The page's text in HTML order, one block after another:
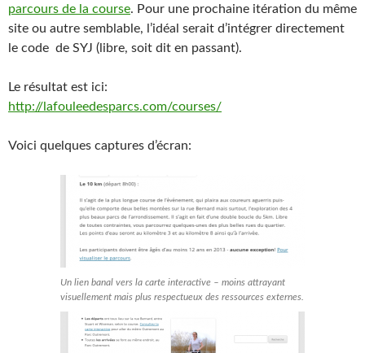
parcours de la course. Pour une prochaine itération du même
site ou autre semblable, l’idéal serait d’intégrer directement
le code de SYJ (libre, soit dit en passant).
Le résultat est ici:
http://lafouleedesparcs.com/courses/
Voici quelques captures d’écran:
Un lien banal vers la carte interactive – moins attrayant
visuellement mais plus respectueux des ressources externes.